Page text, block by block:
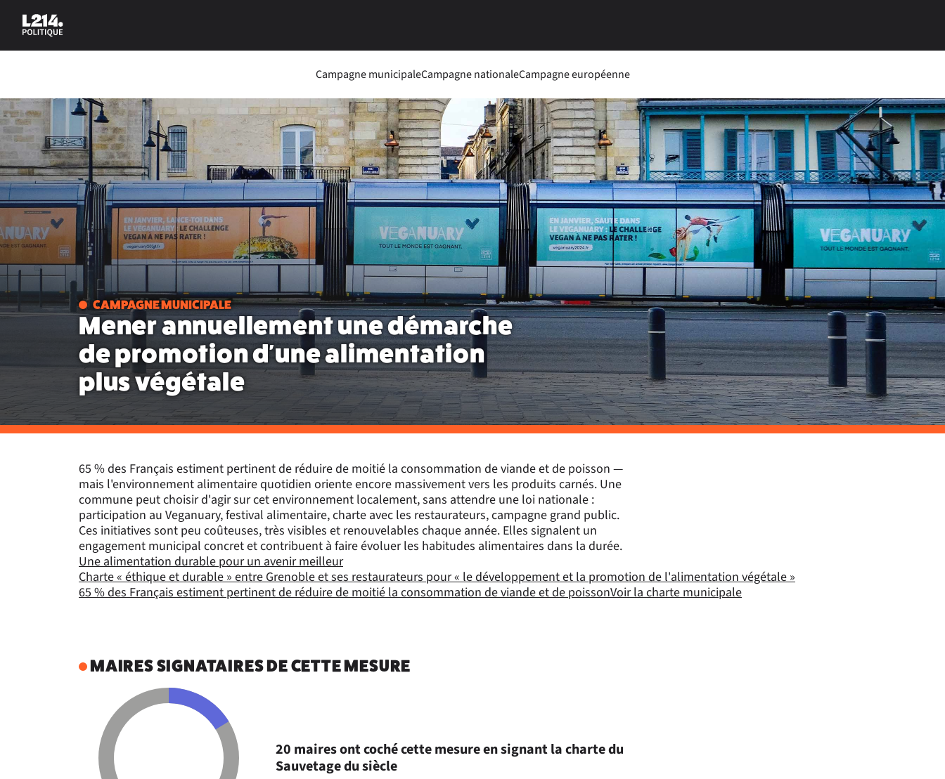
Campagne municipaleCampagne nationaleCampagne européenne
CAMPAGNE MUNICIPALE
Mener annuellement une démarche
de promotion d'une alimentation
plus végétale
65 % des Français estiment pertinent de réduire de moitié la consommation de viande et de poisson —
mais l'environnement alimentaire quotidien oriente encore massivement vers les produits carnés. Une
commune peut choisir d'agir sur cet environnement localement, sans attendre une loi nationale :
participation au Veganuary, festival alimentaire, charte avec les restaurateurs, campagne grand public.
Ces initiatives sont peu coûteuses, très visibles et renouvelables chaque année. Elles signalent un
engagement municipal concret et contribuent à faire évoluer les habitudes alimentaires dans la durée.
Une alimentation durable pour un avenir meilleur
Charte « éthique et durable » entre Grenoble et ses restaurateurs pour « le développement et la promotion de l'alimentation végétale »
65 % des Français estiment pertinent de réduire de moitié la consommation de viande et de poissonVoir la charte municipale
MAIRES SIGNATAIRES DE CETTE MESURE
20 maires ont coché cette mesure en signant la charte du
Sauvetage du siècle